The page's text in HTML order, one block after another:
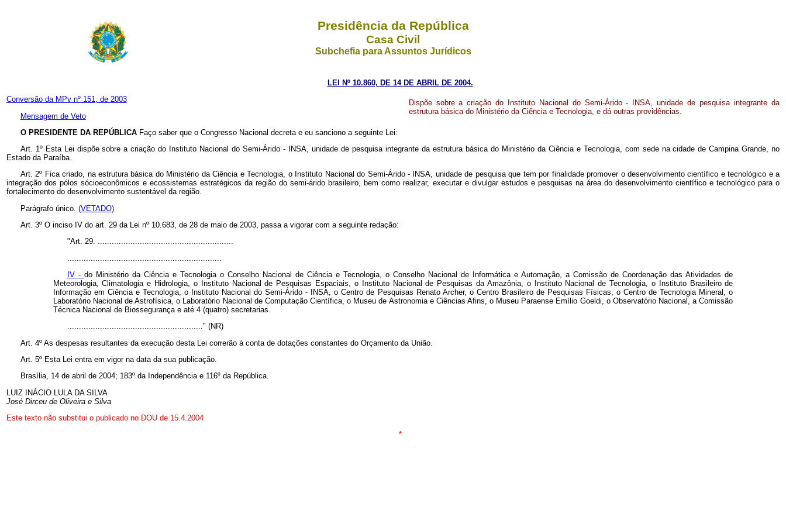
Presidência da República
Casa Civil
Subchefia para Assuntos Jurídicos
LEI Nº 10.860, DE 14 DE ABRIL DE 2004.
Conversão da MPv nº 151, de 2003
Mensagem de Veto
Dispõe sobre a criação do Instituto Nacional do Semi-Árido - INSA, unidade de pesquisa integrante da
estrutura básica do Ministério da Ciência e Tecnologia, e dá outras providências.
O PRESIDENTE DA REPÚBLICA Faço saber que o Congresso Nacional decreta e eu sanciono a seguinte Lei:
Art. 1º Esta Lei dispõe sobre a criação do Instituto Nacional do Semi-Árido - INSA, unidade de pesquisa integrante da estrutura básica do Ministério da Ciência e Tecnologia, com sede na cidade de Campina Grande, no
Estado da Paraíba.
Art. 2º Fica criado, na estrutura básica do Ministério da Ciência e Tecnologia, o Instituto Nacional do Semi-Árido - INSA, unidade de pesquisa que tem por finalidade promover o desenvolvimento científico e tecnológico e a
integração dos pólos sócioeconômicos e ecossistemas estratégicos da região do semi-árido brasileiro, bem como realizar, executar e divulgar estudos e pesquisas na área do desenvolvimento científico e tecnológico para o
fortalecimento do desenvolvimento sustentável da região.
Parágrafo único. (VETADO)
Art. 3º O inciso IV do art. 29 da Lei nº 10.683, de 28 de maio de 2003, passa a vigorar com a seguinte redação:
"Art. 29. ..........................................................
IV - do Ministério da Ciência e Tecnologia o Conselho Nacional de Ciência e Tecnologia, o Conselho Nacional de Informática e Automação, a Comissão de Coordenação das Atividades de
Meteorologia, Climatologia e Hidrologia, o Instituto Nacional de Pesquisas Espaciais, o Instituto Nacional de Pesquisas da Amazônia, o Instituto Nacional de Tecnologia, o Instituto Brasileiro de
Informação em Ciência e Tecnologia, o Instituto Nacional do Semi-Árido - INSA, o Centro de Pesquisas Renato Archer, o Centro Brasileiro de Pesquisas Físicas, o Centro de Tecnologia Mineral, o
Laboratório Nacional de Astrofísica, o Laboratório Nacional de Computação Científica, o Museu de Astronomia e Ciências Afins, o Museu Paraense Emílio Goeldi, o Observatório Nacional, a Comissão
Técnica Nacional de Biossegurança e até 4 (quatro) secretarias.
.........................................................." (NR)
Art. 4º As despesas resultantes da execução desta Lei correrão à conta de dotações constantes do Orçamento da União.
Art. 5º Esta Lei entra em vigor na data da sua publicação.
Brasília, 14 de abril de 2004; 183º da Independência e 116º da República.
LUIZ INÁCIO LULA DA SILVA
José Dirceu de Oliveira e Silva
Este texto não substitui o publicado no DOU de 15.4.2004
*